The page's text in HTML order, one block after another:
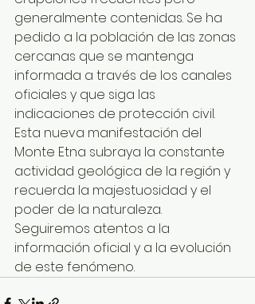
generalmente contenidas. Se ha
pedido a la población de las zonas
cercanas que se mantenga
informada a través de los canales
oficiales y que siga las
indicaciones de protección civil.
Esta nueva manifestación del
Monte Etna subraya la constante
actividad geológica de la región y
recuerda la majestuosidad y el
poder de la naturaleza.
Seguiremos atentos a la
información oficial y a la evolución
de este fenómeno.